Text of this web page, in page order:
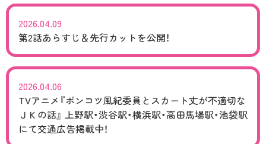
CHARACTER
Blu-ray/DVD
MUSIC
COMIC
2026.04.09
第2話あらすじ＆先行カットを公開！
2026.04.06
TVアニメ『ポンコツ風紀委員とスカート丈が不適切な
ＪＫの話』 上野駅・渋谷駅・横浜駅・高田馬場駅・池袋駅
にて交通広告掲載中！